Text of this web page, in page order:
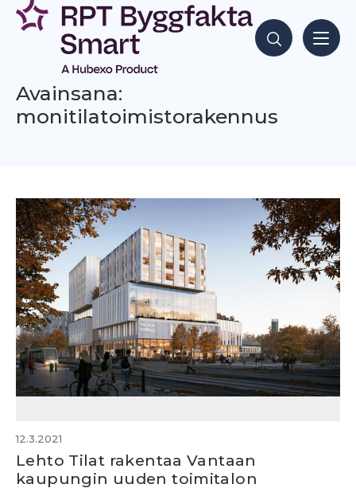
Siirry
sisältöön
Hae sisältöjä
Avainsana:
monitilatoimistorakennus
12.3.2021
Lehto Tilat rakentaa Vantaan
kaupungin uuden toimitalon